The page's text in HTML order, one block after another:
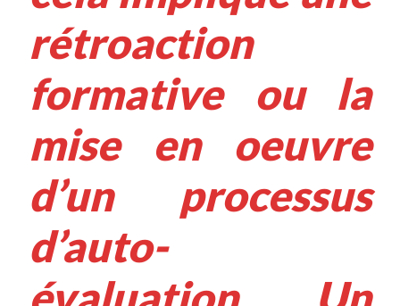
rétroaction
formative ou la
mise en oeuvre
d’un processus
d’auto-